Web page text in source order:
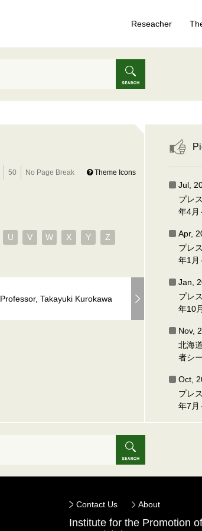
Reseacher
50 No Page Break Theme Icons
U V W X Y
Z
Professor, Takayuki Kurokawa
Jul,
プレ
年4月
Apr,
プレ
年1月
Jan,
プレ
年10
Nov,
北海
者シ
Oct,
プレ
年7月
Contact Us About
Institute for the Promotion